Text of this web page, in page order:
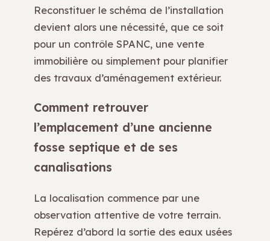
Reconstituer le schéma de l’installation
devient alors une nécessité, que ce soit
pour un contrôle SPANC, une vente
immobilière ou simplement pour planifier
des travaux d’aménagement extérieur.
Comment retrouver
l’emplacement d’une ancienne
fosse septique et de ses
canalisations
La localisation commence par une
observation attentive de votre terrain.
Repérez d’abord la sortie des eaux usées